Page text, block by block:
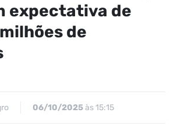
expectativa de
de
06/10/2025às 15:15